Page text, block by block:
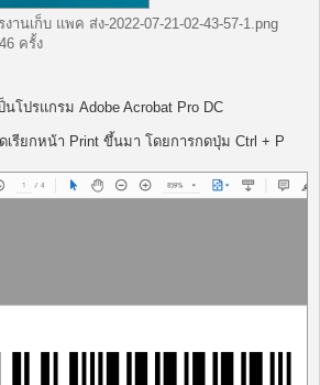
านเก็บ แพค ส่ง-2022-07-21-02-43-57-1.png
ครั้ง
นโปรแกรม Adobe Acrobat Pro DC
เรียกหน้า Print ขึ้นมา โดยการกดปุ่ม Ctrl + P